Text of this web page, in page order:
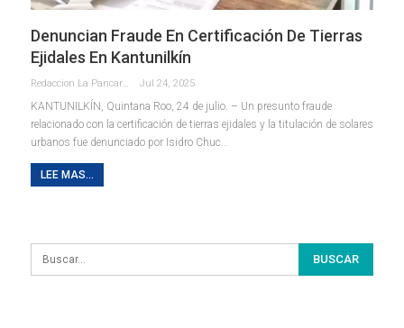
Denuncian Fraude En Certificación De Tierras
Ejidales En Kantunilkín
Redaccion La Pancarta De Quintana Roo Jul 24, 2025
KANTUNILKÍN, Quintana Roo, 24 de julio. – Un presunto fraude
relacionado con la certificación de tierras ejidales y la titulación de solares
urbanos fue denunciado por Isidro Chuc…
LEE MAS...